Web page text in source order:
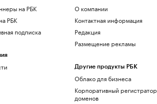
на РБК
РБК
подписка
О компании
Контактная информация
Редакция
Размещение рекламы
Другие продукты РБК
Облако для бизнеса
Корпоративный регистратор
доменов